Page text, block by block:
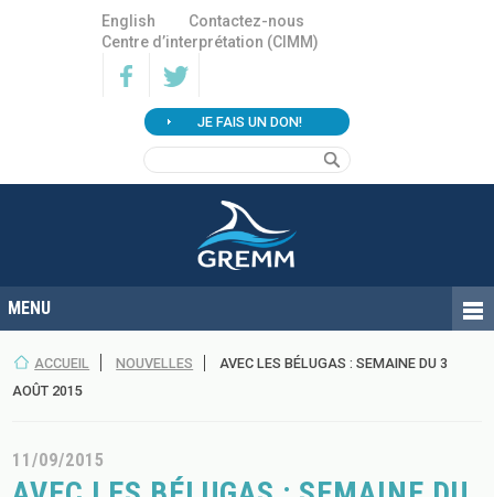
English
Contactez-nous
Centre d’interprétation (CIMM)
JE FAIS UN DON!
ACCUEIL NOUVELLES
AVEC LES BÉLUGAS : SEMAINE DU 3
AOÛT 2015
11/09/2015